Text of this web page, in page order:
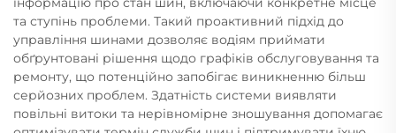
та ступінь проблеми. Такий проактивний підхід до
управління шинами дозволяє водіям приймати
обґрунтовані рішення щодо графіків обслуговування та
ремонту, що потенційно запобігає виникненню більш
серйозних проблем. Здатність системи виявляти
повільні витоки та нерівномірне зношування допомагає